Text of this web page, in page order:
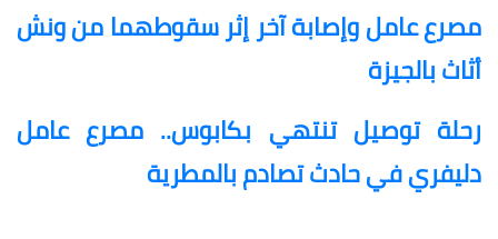
مصرع عامل وإصابة آخر إثر سقوطهما من ونش
أثاث بالجيزة
رحلة توصيل تنتهي بكابوس.. مصرع عامل
دليفري في حادث تصادم بالمطرية